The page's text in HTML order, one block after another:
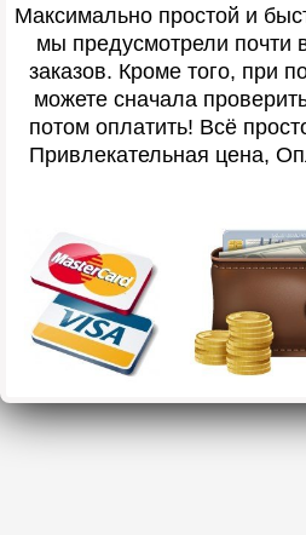
Максимально простой и
мы предусмотрели почти
заказов. Кроме того, при
можете сначала
потом оплатить! Всё
Привлекательная цена,